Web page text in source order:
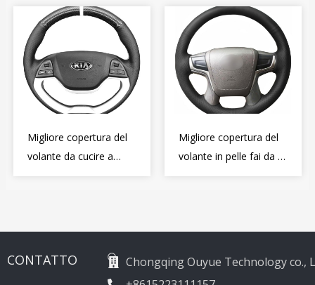
volante Wrap
MiTo 2009-2015
Migliore copertura del
volante da cucire a
Migliore copertura del
volante in pelle fai da te
CONTATTO
Chongqing Ouyue Technology co.,